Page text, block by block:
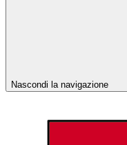
Nascondi la navigazione